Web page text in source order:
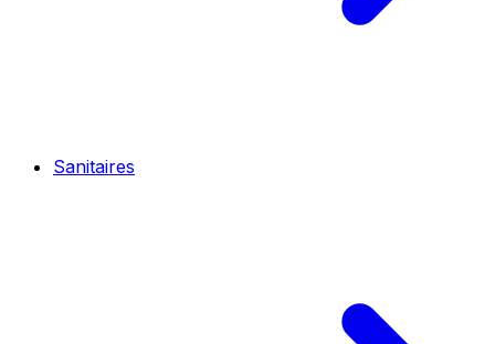
Sanitaires